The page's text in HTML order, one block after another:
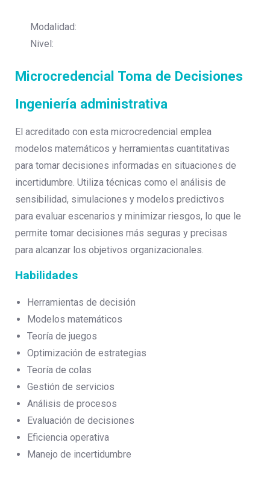
Modalidad:
Nivel:
Microcredencial Toma de Decisiones
Ingeniería administrativa
El acreditado con esta microcredencial emplea
modelos matemáticos y herramientas cuantitativas
para tomar decisiones informadas en situaciones de
incertidumbre. Utiliza técnicas como el análisis de
sensibilidad, simulaciones y modelos predictivos
para evaluar escenarios y minimizar riesgos, lo que le
permite tomar decisiones más seguras y precisas
para alcanzar los objetivos organizacionales.
Habilidades
Herramientas de decisión
Modelos matemáticos
Teoría de juegos
Optimización de estrategias
Teoría de colas
Gestión de servicios
Análisis de procesos
Evaluación de decisiones
Eficiencia operativa
Manejo de incertidumbre